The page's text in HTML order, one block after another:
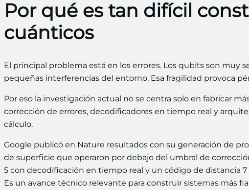
Por qué es tan difícil
cuánticos
El principal problema está en los errores. Los qubits son muy
pequeñas interferencias del entorno. Esa fragilidad provoca
Por eso la investigación actual no se centra solo en fabricar
corrección de errores, decodificadores en tiempo real y
cálculo.
Google publicó en Nature resultados con su generación de
de superficie que operaron por debajo del umbral de
5 con decodificación en tiempo real y un código de distancia
Es un avance técnico relevante para construir sistemas más